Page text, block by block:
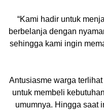
“Kami hadir untuk
berbelanja dengan
sehingga kami ingin
Antusiasme warga
untuk membeli
umumnya. Hingga saat